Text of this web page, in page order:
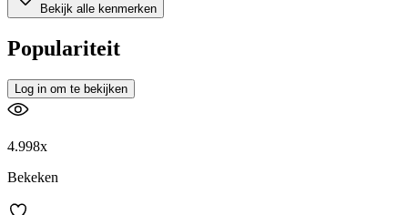
Bekijk alle kenmerken
Populariteit
Log in om te bekijken
4.998x
Bekeken